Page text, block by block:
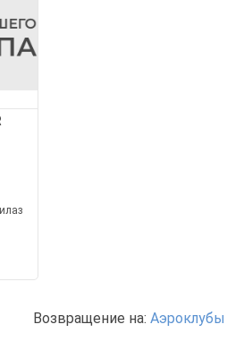
Возвращение на: Аэроклубы